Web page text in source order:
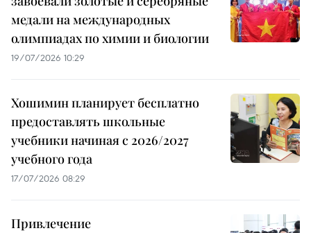
медали на международных
олимпиадах по химии и биологии
19/07/2026 10:29
Хошимин планирует бесплатно
предоставлять школьные
учебники начиная с 2026/2027
учебного года
17/07/2026 08:29
Привлечение